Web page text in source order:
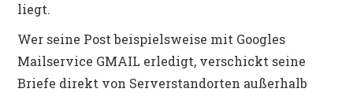
liegt.
Wer seine Post beispielsweise mit Googles
Mailservice GMAIL erledigt, verschickt seine
Briefe direkt von Serverstandorten außerhalb